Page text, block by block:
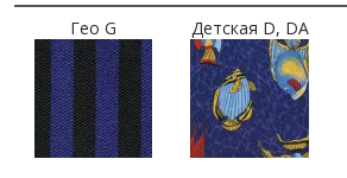
Гео G Детская D, DA